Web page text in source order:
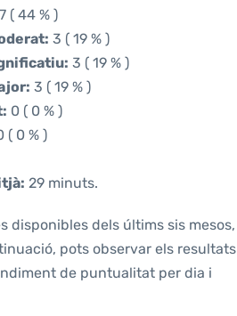
7 ( 44 % )
3 ( 19 % )
3 ( 19 % )
3 ( 19 % )
0 ( 0 % )
( 0 % )
29 minuts.
disponibles dels últims sis mesos,
pots observar els resultats
de puntualitat per dia i